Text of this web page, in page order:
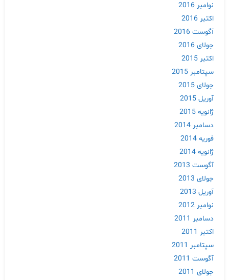
نوامبر 2016
اکتبر 2016
آگوست 2016
جولای 2016
اکتبر 2015
سپتامبر 2015
جولای 2015
آوریل 2015
ژانویه 2015
دسامبر 2014
فوریه 2014
ژانویه 2014
آگوست 2013
جولای 2013
آوریل 2013
نوامبر 2012
دسامبر 2011
اکتبر 2011
سپتامبر 2011
آگوست 2011
جولای 2011